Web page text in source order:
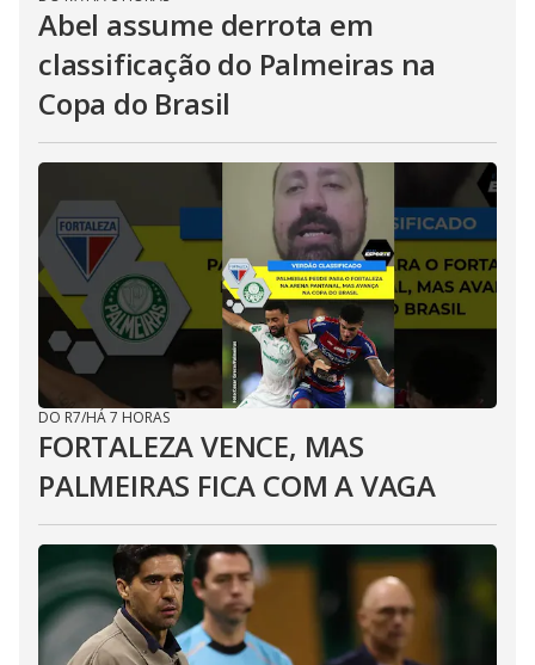
Abel assume derrota em
classificação do Palmeiras na
Copa do Brasil
DO R7/HÁ 7 HORAS
FORTALEZA VENCE, MAS
PALMEIRAS FICA COM A VAGA